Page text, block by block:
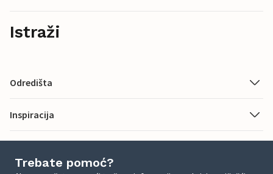
Istraži
Odredišta
Inspiracija
Trebate pomoć?